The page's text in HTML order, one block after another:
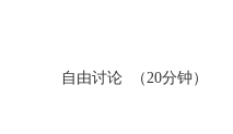
自由讨论 （20分钟）